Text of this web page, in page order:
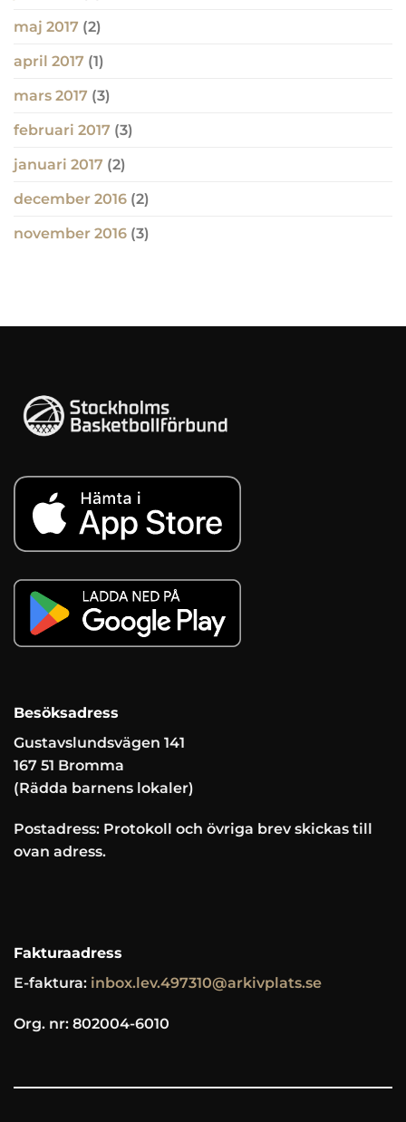
maj 2017 (2)
april 2017 (1)
mars 2017 (3)
februari 2017 (3)
januari 2017 (2)
december 2016 (2)
november 2016 (3)
Besöksadress
Gustavslundsvägen 141
167 51 Bromma
(Rädda barnens lokaler)
Postadress: Protokoll och övriga brev skickas till
ovan adress.
Fakturaadress
E-faktura: inbox.lev.497310@arkivplats.se
Org. nr: 802004-6010